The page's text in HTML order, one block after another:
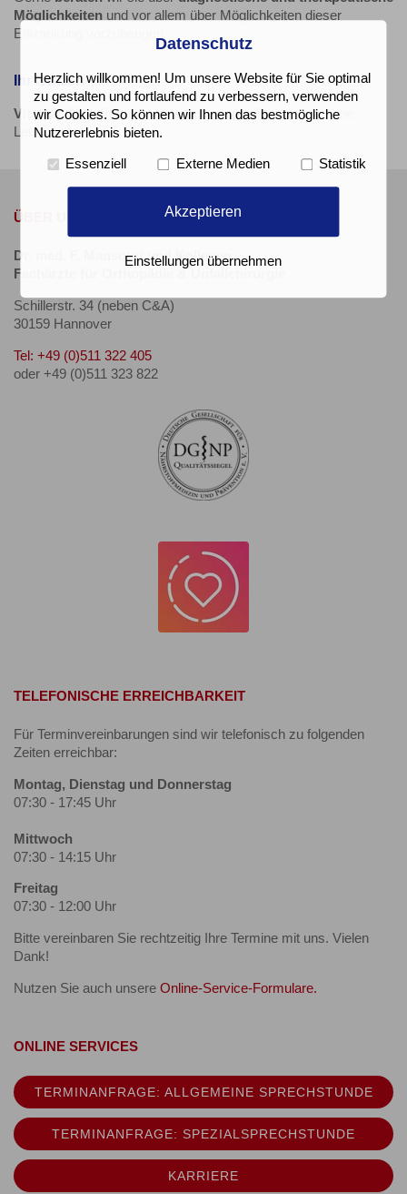
Möglichkeiten und vor allem über Möglichkeiten dieser
Erkrankung vorzubeugen.
Ihr Nutzen
Vitalität,Mobilität undgute Lebensqualitätbis ins hohe
Lebensalter.
ÜBER UNS
Dr. med. F. Mansouri und Kollegen
Fachärzte für Orthopädie & Unfallchirurgie
Schillerstr. 34 (neben C&A)
30159 Hannover
Tel: +49 (0)511 322 405
oder +49 (0)511 323 822
TELEFONISCHE ERREICHBARKEIT
Für Terminvereinbarungen sind wir telefonisch zu folgenden
Zeiten erreichbar:
Montag, Dienstag und Donnerstag
07:30 - 17:45 Uhr
Mittwoch
07:30 - 14:15 Uhr
Freitag
07:30 - 12:00 Uhr
Bitte vereinbaren Sie rechtzeitig Ihre Termine mit uns. Vielen
Dank!
Nutzen Sie auch unsere Online-Service-Formulare.
ONLINE SERVICES
TERMINANFRAGE: ALLGEMEINE SPRECHSTUNDE
TERMINANFRAGE: SPEZIALSPRECHSTUNDE
KARRIERE
Datenschutz
Herzlich willkommen! Um unsere Website für Sie optimal
zu gestalten und fortlaufend zu verbessern, verwenden
wir Cookies. So können wir Ihnen das bestmögliche
Nutzererlebnis bieten.
Essenziell Externe Medien Statistik
Akzeptieren
Einstellungen übernehmen